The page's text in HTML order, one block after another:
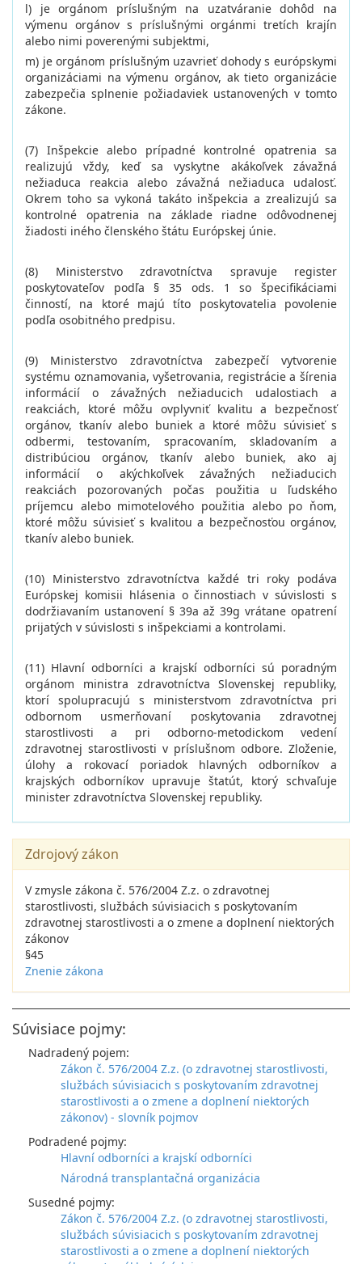
l) je orgánom príslušným na uzatváranie dohôd na
výmenu orgánov s príslušnými orgánmi tretích krajín
alebo nimi poverenými subjektmi,
m) je orgánom príslušným uzavrieť dohody s európskymi
organizáciami na výmenu orgánov, ak tieto organizácie
zabezpečia splnenie požiadaviek ustanovených v tomto
zákone.
(7) Inšpekcie alebo prípadné kontrolné opatrenia sa
realizujú vždy, keď sa vyskytne akákoľvek závažná
nežiaduca reakcia alebo závažná nežiaduca udalosť.
Okrem toho sa vykoná takáto inšpekcia a zrealizujú sa
kontrolné opatrenia na základe riadne odôvodnenej
žiadosti iného členského štátu Európskej únie.
(8) Ministerstvo zdravotníctva spravuje register
poskytovateľov podľa § 35 ods. 1 so špecifikáciami
činností, na ktoré majú títo poskytovatelia povolenie
podľa osobitného predpisu.
(9) Ministerstvo zdravotníctva zabezpečí vytvorenie
systému oznamovania, vyšetrovania, registrácie a šírenia
informácií o závažných nežiaducich udalostiach a
reakciách, ktoré môžu ovplyvniť kvalitu a bezpečnosť
orgánov, tkanív alebo buniek a ktoré môžu súvisieť s
odbermi, testovaním, spracovaním, skladovaním a
distribúciou orgánov, tkanív alebo buniek, ako aj
informácií o akýchkoľvek závažných nežiaducich
reakciách pozorovaných počas použitia u ľudského
príjemcu alebo mimotelového použitia alebo po ňom,
ktoré môžu súvisieť s kvalitou a bezpečnosťou orgánov,
tkanív alebo buniek.
(10) Ministerstvo zdravotníctva každé tri roky podáva
Európskej komisii hlásenia o činnostiach v súvislosti s
dodržiavaním ustanovení § 39a až 39g vrátane opatrení
prijatých v súvislosti s inšpekciami a kontrolami.
(11) Hlavní odborníci a krajskí odborníci sú poradným
orgánom ministra zdravotníctva Slovenskej republiky,
ktorí spolupracujú s ministerstvom zdravotníctva pri
odbornom usmerňovaní poskytovania zdravotnej
starostlivosti a pri odborno-metodickom vedení
zdravotnej starostlivosti v príslušnom odbore. Zloženie,
úlohy a rokovací poriadok hlavných odborníkov a
krajských odborníkov upravuje štatút, ktorý schvaľuje
minister zdravotníctva Slovenskej republiky.
Zdrojový zákon
V zmysle zákona č. 576/2004 Z.z. o zdravotnej
starostlivosti, službách súvisiacich s poskytovaním
zdravotnej starostlivosti a o zmene a doplnení niektorých
zákonov
§45
Znenie zákona
Súvisiace pojmy:
Nadradený pojem:
Zákon č. 576/2004 Z.z. (o zdravotnej starostlivosti,
službách súvisiacich s poskytovaním zdravotnej
starostlivosti a o zmene a doplnení niektorých
zákonov) - slovník pojmov
Podradené pojmy:
Hlavní odborníci a krajskí odborníci
Národná transplantačná organizácia
Susedné pojmy:
Zákon č. 576/2004 Z.z. (o zdravotnej starostlivosti,
službách súvisiacich s poskytovaním zdravotnej
starostlivosti a o zmene a doplnení niektorých